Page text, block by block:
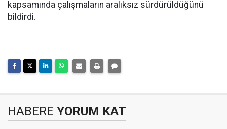
kapsamında çalışmaların aralıksız sürdürüldüğünü
bildirdi.
HABERE YORUM KAT